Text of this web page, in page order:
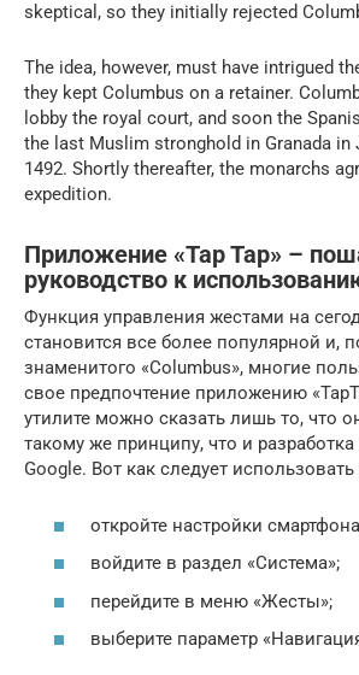
skeptical, so they initially rejected
The idea, however, must have intrigued
they kept Columbus on a retainer.
lobby the royal court, and soon the
the last Muslim stronghold in Granada in
1492. Shortly thereafter, the monarchs
expedition.
Приложение «Tap Tap» –
руководство к
Функция управления жестами на
становится все более популярной и,
знаменитого «Columbus», многие
свое предпочтение приложению
утилите можно сказать лишь то, что
такому же принципу, что и
Google. Вот как следует использовать
откройте настройки
войдите в раздел «Система»;
перейдите в меню «Жесты»;
выберите параметр